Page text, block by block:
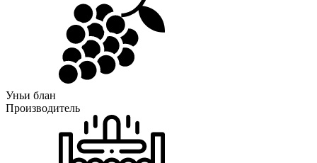
Уньи блан
Производитель